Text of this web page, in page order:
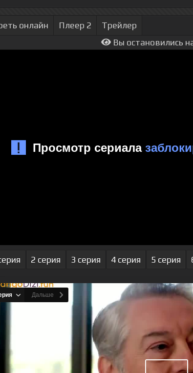
онлайн Плеер 2 Трейлер
Вы остановились
2 серия 3 серия 4 серия 5 серия